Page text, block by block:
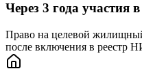
Через 3 года участия
Право на целевой жилищный
после включения в реестр